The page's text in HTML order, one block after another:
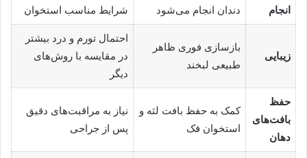
انجام
دندان انجام می‌شود
شرایط مناسب استخوان
زیبایی
بازسازی فوری ظاهر
طبیعی لبخند
احتمال تورم و درد بیشتر
در مقایسه با روش‌های
دیگر
حفظ
بافت‌های
دهان
کمک به حفظ بافت لثه و
استخوان فک
نیاز به مراقبت‌های دقیق
پس از جراحی